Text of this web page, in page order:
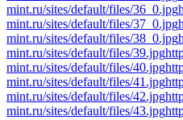
mint.ru/sites/default/files/36_0.jpg
mint.ru/sites/default/files/37_0.jpg
mint.ru/sites/default/files/38_0.jpg
mint.ru/sites/default/files/39.jpg
mint.ru/sites/default/files/40.jpg
mint.ru/sites/default/files/41.jpg
mint.ru/sites/default/files/42.jpg
mint.ru/sites/default/files/43.jpg